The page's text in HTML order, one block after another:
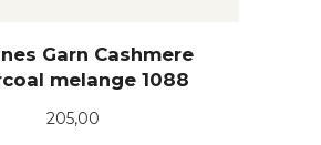
Garn Cashmere
melange 1088
Pris
205,00